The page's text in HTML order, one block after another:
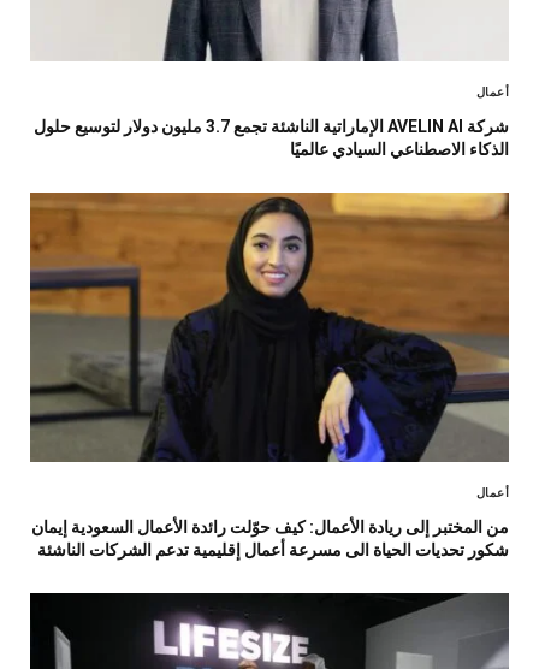
أعمال
شركة AVELIN AI الإماراتية الناشئة تجمع 3.7 مليون دولار لتوسيع حلول
الذكاء الاصطناعي السيادي عالميًا
أعمال
من المختبر إلى ريادة الأعمال: كيف حوّلت رائدة الأعمال السعودية إيمان
شكور تحديات الحياة الى مسرعة أعمال إقليمية تدعم الشركات الناشئة